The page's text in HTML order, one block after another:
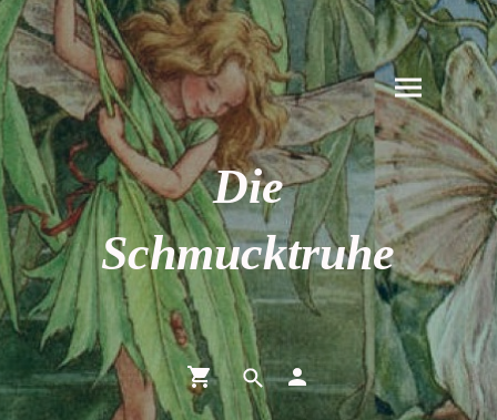
Die
Schmucktruhe